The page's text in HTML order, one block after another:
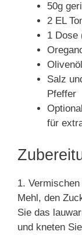
50g
2 EL
1 Dose
Olivenöl
Salz
Pfeffer
für
1.
Mehl, den
Sie das
und kneten